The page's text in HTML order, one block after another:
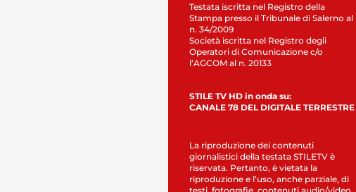
Testata iscritta nel Registro della
Stampa presso il Tribunale di Salerno al
n. 34/2009
Società iscritta nel Registro degli
Operatori di Comunicazione c/o
l’AGCOM al n. 20133
STILE TV HD in onda su:
CANALE 78 DEL DIGITALE TERRESTRE
La riproduzione dei contenuti
giornalistici della testata STILETV è
riservata. Pertanto, è vietata la
riproduzione e l’uso, anche parziale, di